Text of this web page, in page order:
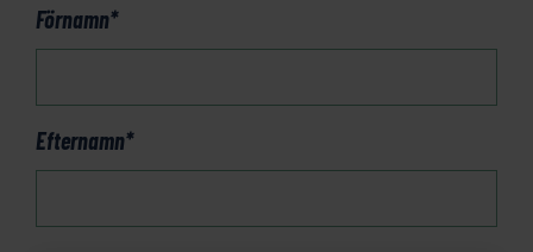
Förnamn*
Efternamn*